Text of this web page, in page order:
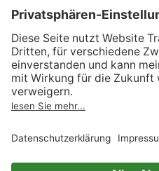
AGB
Informationen nach Data
Act
Verträge hier kündigen
Impressum